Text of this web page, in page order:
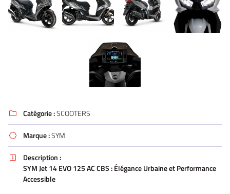
 Catégorie :SCOOTERS
 Marque :SYM

Description :
SYM Jet 14 EVO 125 AC CBS : Élégance Urbaine et Performance
Accessible